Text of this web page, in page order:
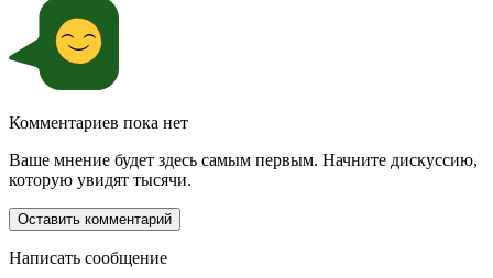
Комментариев пока нет
Ваше мнение будет здесь самым первым. Начните дискуссию,
которую увидят тысячи.
Оставить комментарий
Написать сообщение